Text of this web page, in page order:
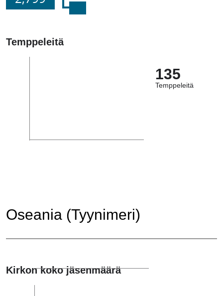
Temppeleitä
135
Temppeleitä
Oseania (Tyynimeri)
Kirkon koko jäsenmäärä